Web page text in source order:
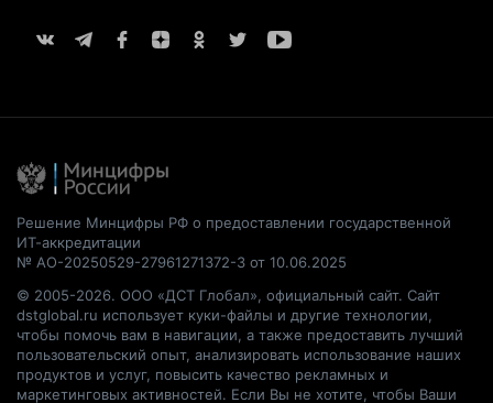
Решение Минцифры РФ о предоставлении государственной
ИТ-аккредитации
№ АО-20250529-27961271372-3 от 10.06.2025
© 2005-2026. ООО «ДСТ Глобал», официальный сайт. Сайт
dstglobal.ru использует куки-файлы и другие технологии,
чтобы помочь вам в навигации, а также предоставить лучший
пользовательский опыт, анализировать использование наших
продуктов и услуг, повысить качество рекламных и
маркетинговых активностей. Если Вы не хотите, чтобы Ваши